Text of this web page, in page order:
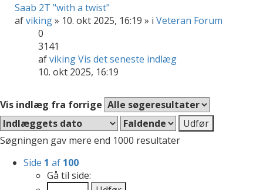
Saab 2T "with a twist"
afviking» 10. okt 2025, 16:19 » i Veteran Forum
0
3141
afvikingVis det seneste indlæg
10. okt 2025, 16:19
Vis indlæg fra forrige
Søgningen gav mere end 1000 resultater
Side 1 af 100
Gå til side: